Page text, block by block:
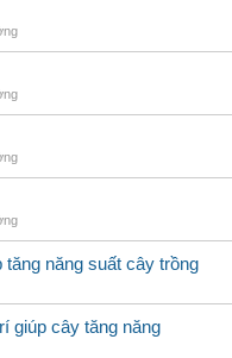
năng suất cây trồng
giúp cây tăng năng